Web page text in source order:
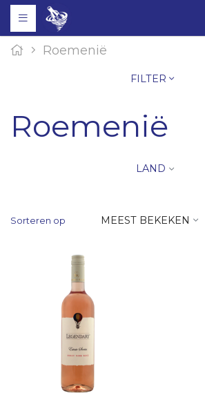
Roemenië
FILTER
Roemenië
LAND
Sorteren op MEEST BEKEKEN